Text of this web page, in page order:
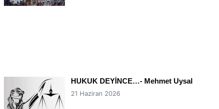
HUKUK DEYİNCE…- Mehmet Uysal
21 Haziran 2026